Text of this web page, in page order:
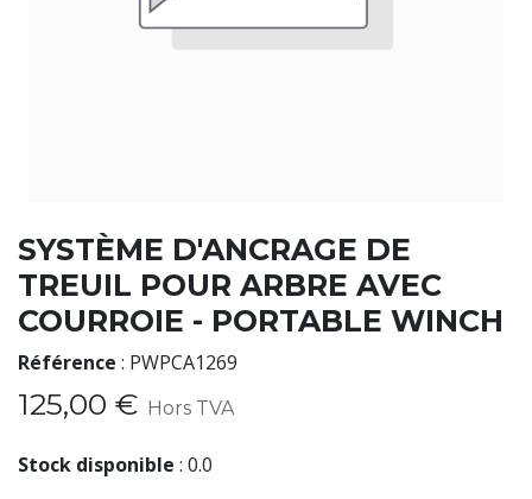
SYSTÈME D'ANCRAGE DE
TREUIL POUR ARBRE AVEC
COURROIE - PORTABLE WINCH
Référence : PWPCA1269
125,00 € Hors TVA
Stock disponible : 0.0